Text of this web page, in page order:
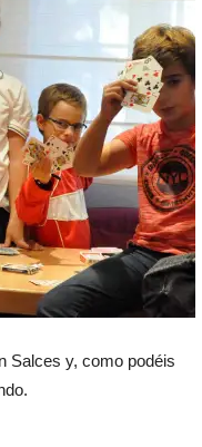
Salces y, como podéis